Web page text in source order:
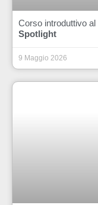
Corso introduttivo al
Spotlight
9 Maggio 2026